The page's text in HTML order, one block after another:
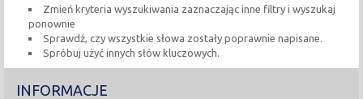
Zmień kryteria wyszukiwania zaznaczając inne filtry i wyszukaj
ponownie
Sprawdź, czy wszystkie słowa zostały poprawnie napisane.
Spróbuj użyć innych słów kluczowych.
INFORMACJE